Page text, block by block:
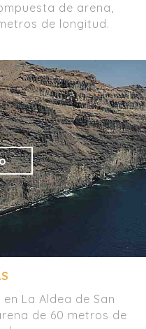
de arena,
de longitud.
La Aldea de San
de 60 metros de